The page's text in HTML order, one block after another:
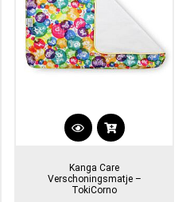
de
productpagina
Kanga Care
Verschoningsmatje –
TokiCorno